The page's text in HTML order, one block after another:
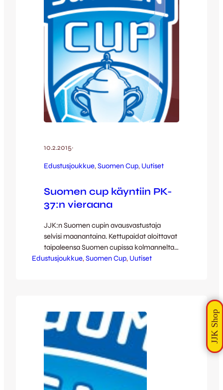
Kolmoseen. Lähde…
10.2.2015·
Edustusjoukkue, Suomen Cup, Uutiset
Suomen cup käyntiin PK-
37:n vieraana
JJK:n Suomen cupin avausvastustaja
selvisi maanantaina. Kettupaidat aloittavat
taipaleensa Suomen cupissa kolmannelta
kierrokselta. Vastaan asettuuu PK-37, joka
ottelussa. JJK:n Suomen cup starttasi
myös viime vuonna iisalmelaisia vastaan,
kun Kettupaidat hakivat Tommi Karin
rangaistuspotkumaalilla 0-1-voiton
Kuopiossa pelatusta…
Edustusjoukkue, Suomen Cup, Uutiset